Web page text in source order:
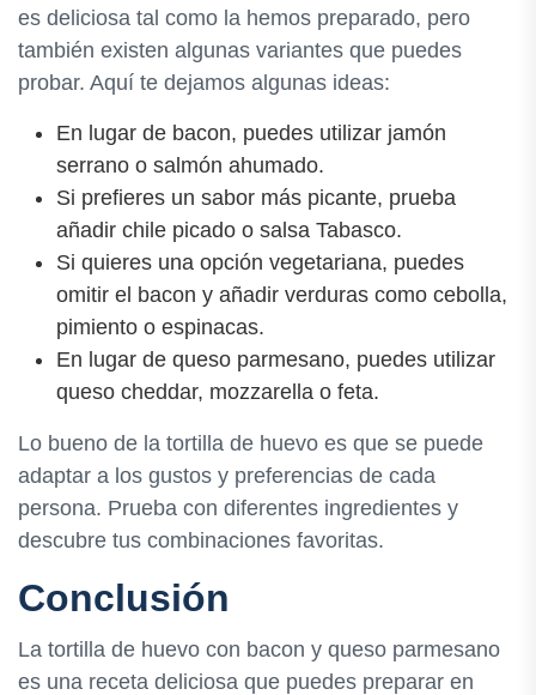
es deliciosa tal como la hemos preparado, pero
también existen algunas variantes que puedes
probar. Aquí te dejamos algunas ideas:
En lugar de bacon, puedes utilizar jamón
serrano o salmón ahumado.
Si prefieres un sabor más picante, prueba
añadir chile picado o salsa Tabasco.
Si quieres una opción vegetariana, puedes
omitir el bacon y añadir verduras como cebolla,
pimiento o espinacas.
En lugar de queso parmesano, puedes utilizar
queso cheddar, mozzarella o feta.
Lo bueno de la tortilla de huevo es que se puede
adaptar a los gustos y preferencias de cada
persona. Prueba con diferentes ingredientes y
descubre tus combinaciones favoritas.
Conclusión
La tortilla de huevo con bacon y queso parmesano
es una receta deliciosa que puedes preparar en